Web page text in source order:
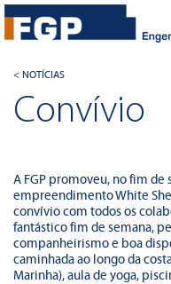
< NOTÍCIAS
Convívio
A FGP promoveu, no fim de
empreendimento White
convívio com todos os
fantástico fim de semana,
companheirismo e boa
caminhada ao longo da
Marinha), aula de yoga,